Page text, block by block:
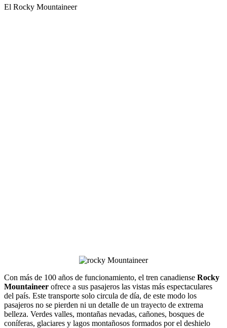
El Rocky Mountaineer
Con más de 100 años de funcionamiento, el tren canadiense Rocky
Mountaineer ofrece a sus pasajeros las vistas más espectaculares
del país. Este transporte solo circula de día, de este modo los
pasajeros no se pierden ni un detalle de un trayecto de extrema
belleza. Verdes valles, montañas nevadas, cañones, bosques de
coníferas, glaciares y lagos montañosos formados por el deshielo